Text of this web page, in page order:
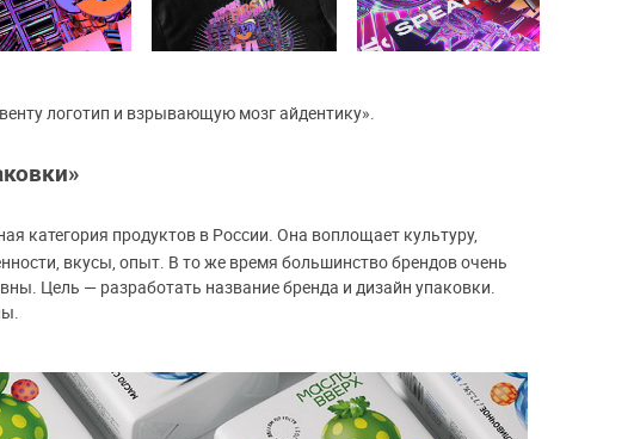
логотип и взрывающую мозг айдентику».
категория продуктов в России. Она воплощает культуру,
вкусы, опыт. В то же время большинство брендов очень
Цель — разработать название бренда и дизайн упаковки.